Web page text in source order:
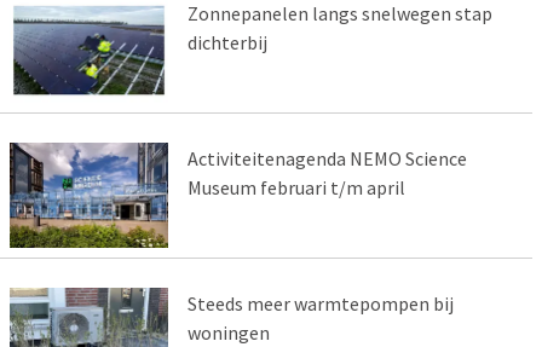
Zonnepanelen langs snelwegen stap
dichterbij
Activiteitenagenda NEMO Science
Museum februari t/m april
Steeds meer warmtepompen bij
woningen